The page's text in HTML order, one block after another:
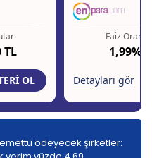
ödeyecek şirketler: